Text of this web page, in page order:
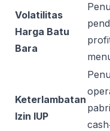
Volatilitas
Harga Batu
Bara
Keterlambatan
Izin IUP